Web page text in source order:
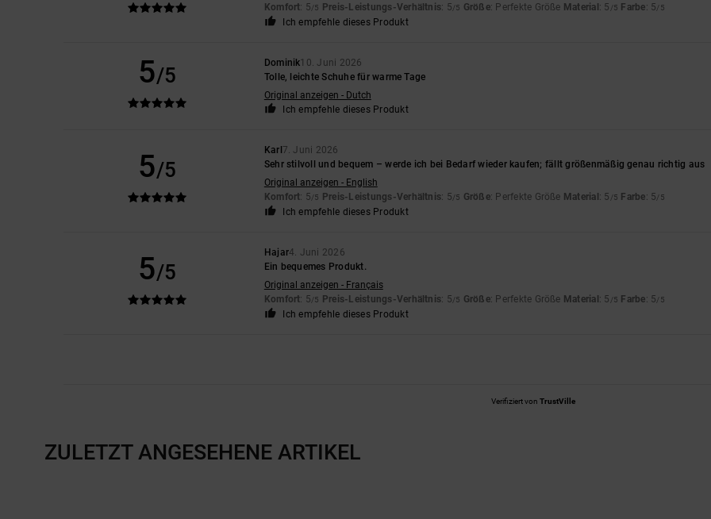
Komfort: 5/5 Preis-Leistungs-Verhältnis: 5/5 Größe: Perfekte Größe Material : 5 /5 Farbe: 5/5
Ich empfehle dieses Produkt
5/5
Dominik10. Juni 2026
Tolle, leichte Schuhe für warme Tage
Original anzeigen - Dutch
Ich empfehle dieses Produkt
5/5
Karl 7. Juni 2026
Sehr stilvoll und bequem – werde ich bei Bedarf wieder kaufen; fällt größenmäßig genau richtig aus
Original anzeigen - English
Komfort: 5/5 Preis-Leistungs-Verhältnis: 5/5 Größe: Perfekte Größe Material : 5 /5 Farbe: 5/5
Ich empfehle dieses Produkt
5/5
Hajar4. Juni 2026
Ein bequemes Produkt.
Original anzeigen - Français
Komfort: 5/5 Preis-Leistungs-Verhältnis: 5/5 Größe: Perfekte Größe Material : 5 /5 Farbe: 5/5
Ich empfehle dieses Produkt
Verifiziert von TrustVille
ZULETZT ANGESEHENE ARTIKEL